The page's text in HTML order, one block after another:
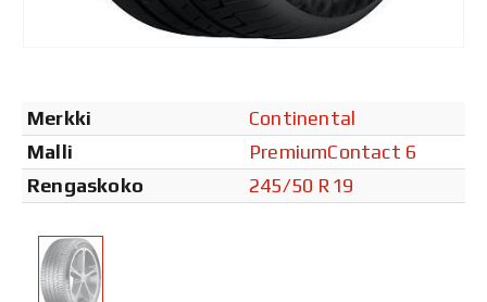
Merkki
Continental
Malli
PremiumContact 6
Rengaskoko
245/50 R19